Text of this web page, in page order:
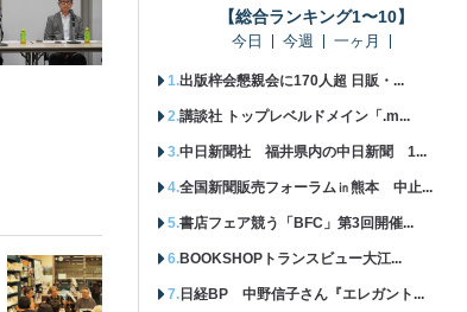
【総合ランキング1〜10】
今日 今週 一ヶ月
出版梓会懇親会に170人超 日販・...
講談社 トップレベルドメイン「.m...
中日新聞社 福井県内の中日新聞 1...
全国新聞販売フォーラム㏌熊本 中止...
書店フェア競う「BFC」第3回開催...
BOOKSHOPトランスビュー大江...
日経BP 中野信子さん『エレガント...